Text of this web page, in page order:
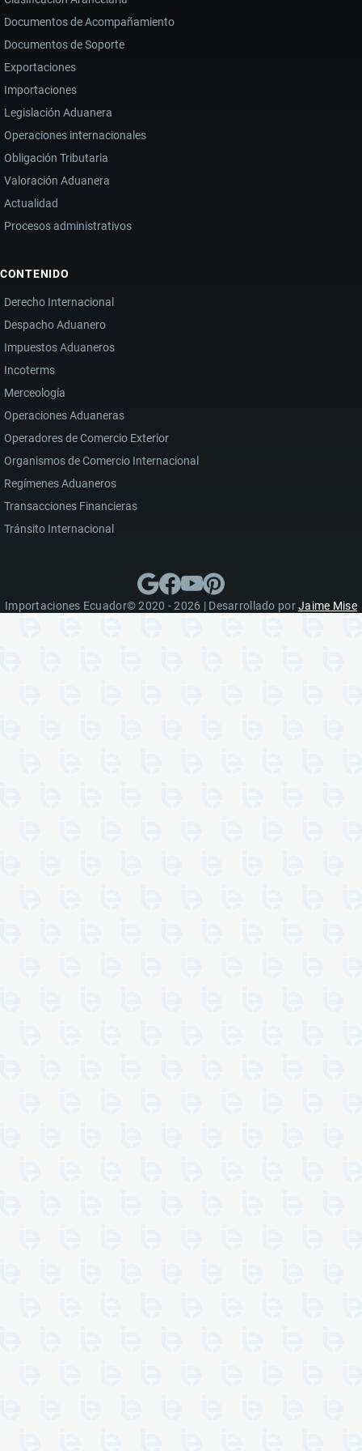
Documentos de Acompañamiento
Documentos de Soporte
Exportaciones
Importaciones
Legislación Aduanera
Operaciones internacionales
Obligación Tributaria
Valoración Aduanera
Actualidad
Procesos administrativos
CONTENIDO
Derecho Internacional
Despacho Aduanero
Impuestos Aduaneros
Incoterms
Merceología
Operaciones Aduaneras
Operadores de Comercio Exterior
Organismos de Comercio Internacional
Regímenes Aduaneros
Transacciones Financieras
Tránsito Internacional
Importaciones Ecuador© 2020 - 2026 | Desarrollado porJaime Mise